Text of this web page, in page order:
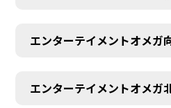
エンターテイメントオメガ
エンターテイメントオメガ